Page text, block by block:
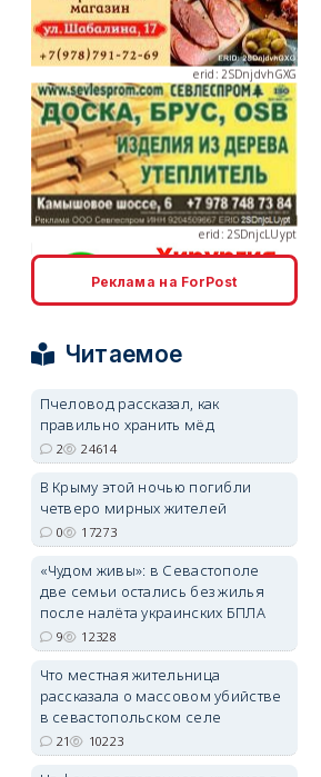
erid: 2SDnjcLUypt
erid: 2SDnjcrDNw6
erid: 2SDnjdPjgYS
Реклама на ForPost
Читаемое
Пчеловод рассказал, как
правильно хранить мёд
2 24614
В Крыму этой ночью погибли
четверо мирных жителей
0 17273
«Чудом живы»: в Севастополе
две семьи остались без жилья
после налёта украинских БПЛА
9 12328
Что местная жительница
рассказала о массовом убийстве
в севастопольском селе
21 10223